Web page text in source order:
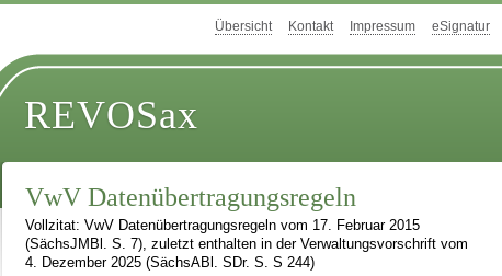
Übersicht Kontakt Impressum eSignatur
REVOSax
VwV Datenübertragungsregeln
Vollzitat: VwV Datenübertragungsregeln vom 17. Februar 2015
(SächsJMBl. S. 7), zuletzt enthalten in der Verwaltungsvorschrift vom
4. Dezember 2025 (SächsABl. SDr. S. S 244)